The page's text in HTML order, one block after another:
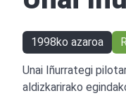
1998ko azaroa
Unai Iñurrategi
aldizkarirako